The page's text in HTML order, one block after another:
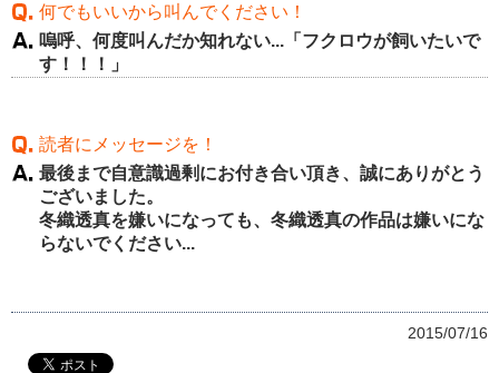
何でもいいから叫んでください！
嗚呼、何度叫んだか知れない...「フクロウが飼いたいで
す！！！」
読者にメッセージを！
最後まで自意識過剰にお付き合い頂き、誠にありがとう
ございました。
冬織透真を嫌いになっても、冬織透真の作品は嫌いにな
らないでください...
2015/07/16